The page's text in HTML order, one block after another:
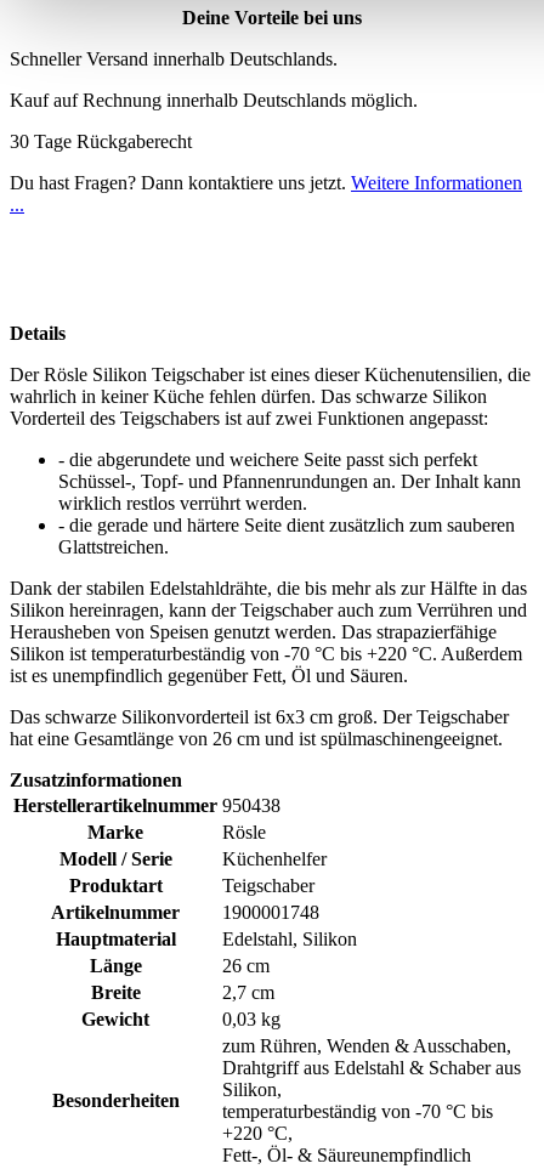
Deine Vorteile bei uns
Schneller Versand innerhalb Deutschlands.
Kauf auf Rechnung innerhalb Deutschlands möglich.
30 Tage Rückgaberecht
Du hast Fragen? Dann kontaktiere uns jetzt. Weitere Informationen
...
Details
Der Rösle Silikon Teigschaber ist eines dieser Küchenutensilien, die
wahrlich in keiner Küche fehlen dürfen. Das schwarze Silikon
Vorderteil des Teigschabers ist auf zwei Funktionen angepasst:
- die abgerundete und weichere Seite passt sich perfekt
Schüssel-, Topf- und Pfannenrundungen an. Der Inhalt kann
wirklich restlos verrührt werden.
- die gerade und härtere Seite dient zusätzlich zum sauberen
Glattstreichen.
Dank der stabilen Edelstahldrähte, die bis mehr als zur Hälfte in das
Silikon hereinragen, kann der Teigschaber auch zum Verrühren und
Herausheben von Speisen genutzt werden. Das strapazierfähige
Silikon ist temperaturbeständig von -70 °C bis +220 °C. Außerdem
ist es unempfindlich gegenüber Fett, Öl und Säuren.
Das schwarze Silikonvorderteil ist 6x3 cm groß. Der Teigschaber
hat eine Gesamtlänge von 26 cm und ist spülmaschinengeeignet.
Zusatzinformationen
Herstellerartikelnummer 950438
Marke
Rösle
Modell / Serie
Küchenhelfer
Produktart
Teigschaber
Artikelnummer
1900001748
Hauptmaterial
Edelstahl, Silikon
Länge
26 cm
Breite
2,7 cm
Gewicht
0,03 kg
Besonderheiten
zum Rühren, Wenden & Ausschaben,
Drahtgriff aus Edelstahl & Schaber aus
Silikon,
temperaturbeständig von -70 °C bis
+220 °C,
Fett-, Öl- & Säureunempfindlich